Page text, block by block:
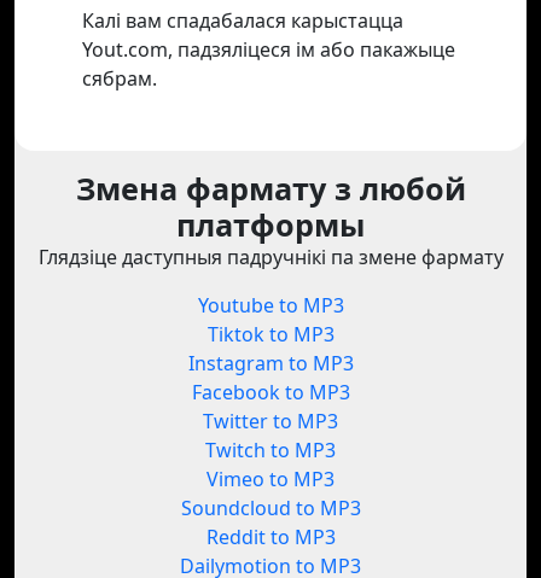
Калі вам спадабалася карыстацца
Yout.com, падзяліцеся ім або пакажыце
сябрам.
Змена фармату з любой
платформы
Глядзіце даступныя падручнікі па змене фармату
Youtube to MP3
Tiktok to MP3
Instagram to MP3
Facebook to MP3
Twitter to MP3
Twitch to MP3
Vimeo to MP3
Soundcloud to MP3
Reddit to MP3
Dailymotion to MP3